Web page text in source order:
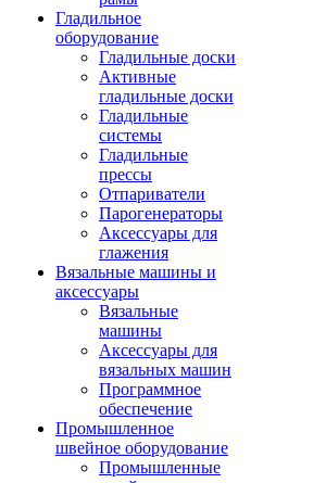
Гладильное
оборудование
Гладильные доски
Активные
гладильные доски
Гладильные
системы
Гладильные
прессы
Отпариватели
Парогенераторы
Аксессуары для
глажения
Вязальные машины и
аксессуары
Вязальные
машины
Аксессуары для
вязальных машин
Программное
обеспечение
Промышленное
швейное оборудование
Промышленные